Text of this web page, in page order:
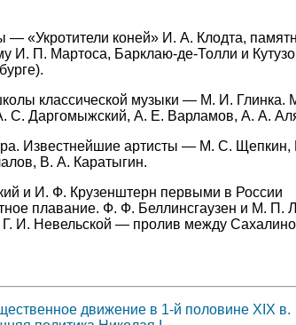
— «Укротители коней» И. А. Клодта,
И. П. Мартоса, Барклаю-де-Толли и
классической музыки — М. И. Глинка.
С. Даргомыжский, А. Е. Варламов, А. А.
Известнейшие артисты — М. С. Щепкин,
В. А. Каратыгин.
и И. Ф. Крузенштерн первыми в России
плавание. Ф. Ф. Беллинсгаузен и М. П.
Г. И. Невельской — пролив между
движение в 1-й половине XIX в.